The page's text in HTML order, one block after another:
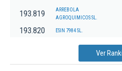
193.819
ARREBOLA
AGROQUIMICOS SL.
193.820 ESIN 7984 SL.
Ver